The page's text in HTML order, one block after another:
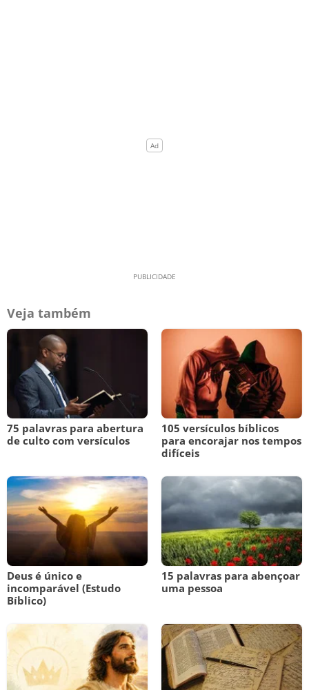
Veja também
75 palavras para abertura
de culto com versículos
105 versículos bíblicos
para encorajar nos tempos
difíceis
Deus é único e
incomparável (Estudo
Bíblico)
15 palavras para abençoar
uma pessoa